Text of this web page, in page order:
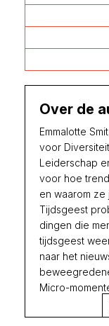
Over de
Emmalotte
voor
Leiderschap
voor hoe
en waarom ze
Tijdsgeest
dingen die
tijdsgeest
naar het
Micro-